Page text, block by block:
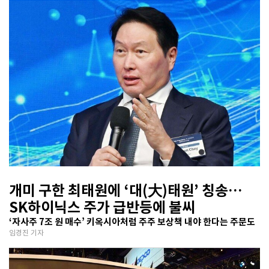
개미 구한 최태원에 ‘대(大)태원’ 칭송…
SK하이닉스 주가 급반등에 불씨
‘자사주 7조 원 매수’ 키옥시아처럼 주주 보상책 내야 한다는 주문도
임경진 기자